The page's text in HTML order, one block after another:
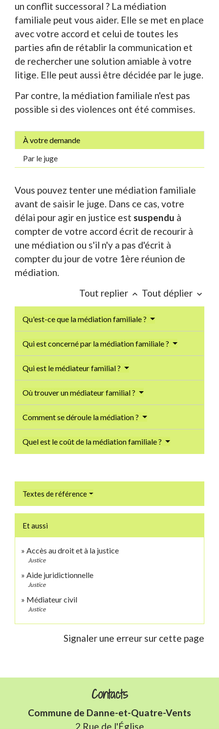
un conflit successoral ? La médiation
familiale peut vous aider. Elle se met en place
avec votre accord et celui de toutes les
parties afin de rétablir la communication et
de rechercher une solution amiable à votre
litige. Elle peut aussi être décidée par le juge.
Par contre, la médiation familiale n'est pas
possible si des violences ont été commises.
À votre demande
Par le juge
Vous pouvez tenter une médiation familiale
avant de saisir le juge. Dans ce cas, votre
délai pour agir en justice est suspendu à
compter de votre accord écrit de recourir à
une médiation ou s'il n'y a pas d'écrit à
compter du jour de votre 1ère réunion de
médiation.
Tout replier keyboard_arrow_up Tout déplier keyboard_arrow_down
Qu'est-ce que la médiation familiale ?
Qui est concerné par la médiation familiale ?
Qui est le médiateur familial ?
Où trouver un médiateur familial ?
Comment se déroule la médiation ?
Quel est le coût de la médiation familiale ?
Textes de référence
Et aussi
Accès au droit et à la justice
Justice
Aide juridictionnelle
Justice
Médiateur civil
Justice
Signaler une erreur sur cette page
Contacts
Commune de Danne-et-Quatre-Vents
2 Rue de l'Église